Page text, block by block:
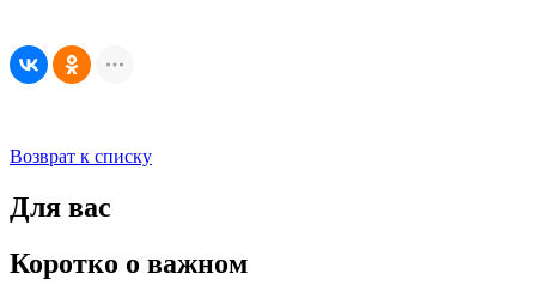
Возврат к списку
Для вас
Коротко о важном